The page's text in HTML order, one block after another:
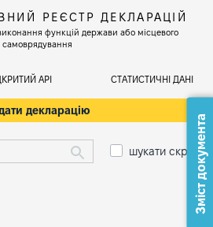
РЕЄСТР ДЕКЛАРАЦІЙ
функцій держави або місцевого
самоврядування
АРІ СТАТИСТИЧНІ ДАНІ
декларацію
шукати скрізьЗміст документа